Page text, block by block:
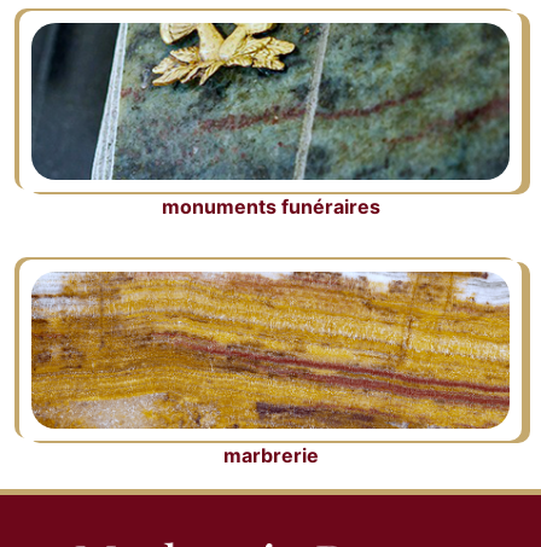
monuments funéraires
marbrerie